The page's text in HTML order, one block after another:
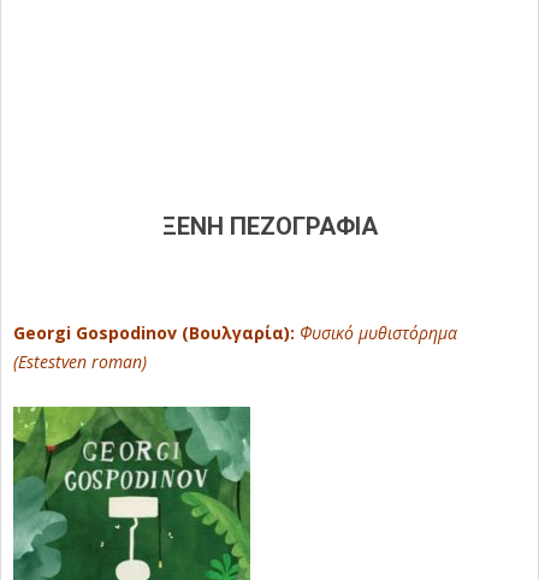
ΞΕΝΗ ΠΕΖΟΓΡΑΦΙΑ
Georgi Gospodinov (Βουλγαρία): Φυσικό μυθιστόρημα
(Estestven roman)